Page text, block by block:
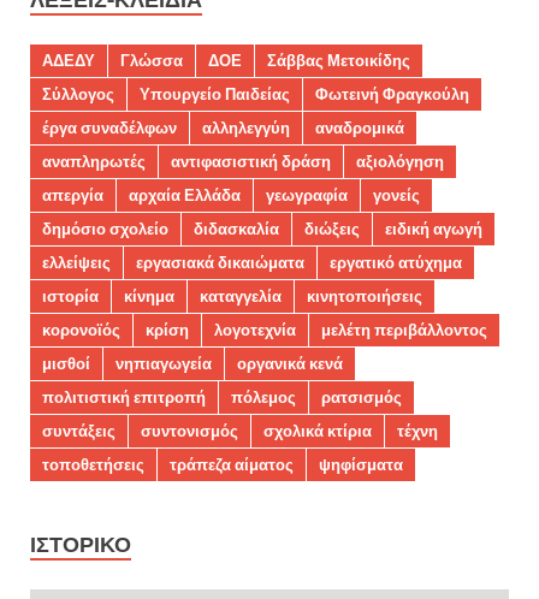
ΑΔΕΔΥ Γλώσσα ΔΟΕ
Σάββας Μετοικίδης
Σύλλογος
Υπουργείο Παιδείας
Φωτεινή Φραγκούλη
έργα συναδέλφων
αλληλεγγύη
αναδρομικά
αναπληρωτές
αντιφασιστική δράση
αξιολόγηση
απεργία
αρχαία Ελλάδα γεωγραφία
γονείς
δημόσιο σχολείο
διδασκαλία διώξεις
ειδική αγωγή
ελλείψεις
εργασιακά δικαιώματα
εργατικό ατύχημα
ιστορία
κίνημα καταγγελία
κινητοποιήσεις
κορονοϊός
κρίση λογοτεχνία
μελέτη περιβάλλοντος
μισθοί
νηπιαγωγεία
οργανικά κενά
πολιτιστική επιτροπή
πόλεμος
ρατσισμός
συντάξεις
συντονισμός σχολικά κτίρια
τέχνη
τοποθετήσεις
τράπεζα αίματος ψηφίσματα
ΙΣΤΟΡΙΚΌ